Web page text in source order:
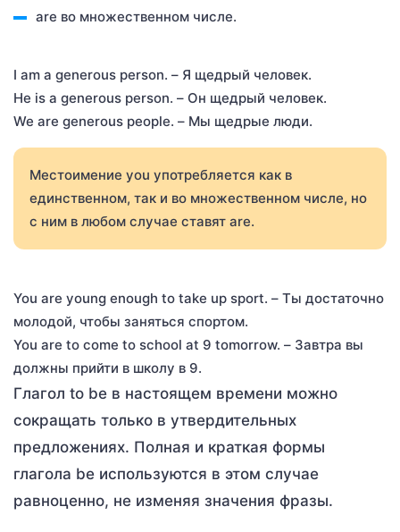
are во множественном числе.
I am a generous person. – Я щедрый человек.
He is a generous person. – Он щедрый человек.
We are generous people. – Мы щедрые люди.
Местоимение you употребляется как в
единственном, так и во множественном числе, но
с ним в любом случае ставят are.
You are young enough to take up sport. – Ты достаточно
молодой, чтобы заняться спортом.
You are to come to school at 9 tomorrow. – Завтра вы
должны прийти в школу в 9.
Глагол to be в настоящем времени можно
сокращать только в утвердительных
предложениях. Полная и краткая формы
глагола be используются в этом случае
равноценно, не изменяя значения фразы.